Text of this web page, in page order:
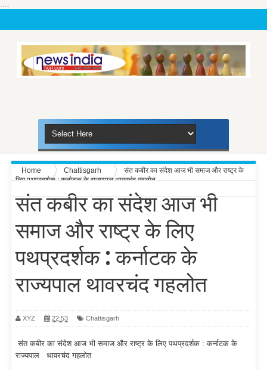
....
Home Chattisgarh
संत कबीर का संदेश आज भी समाज और राष्ट्र के
लिए पथप्रदर्शक : कर्नाटक के राज्यपाल थावरचंद गहलोत
संत कबीर का संदेश आज भी
समाज और राष्ट्र के लिए
पथप्रदर्शक : कर्नाटक के
राज्यपाल थावरचंद गहलोत
XYZ 22:53 Chattisgarh
संत कबीर का संदेश आज भी समाज और राष्ट्र के लिए पथप्रदर्शक : कर्नाटक के
राज्यपाल थावरचंद गहलोत